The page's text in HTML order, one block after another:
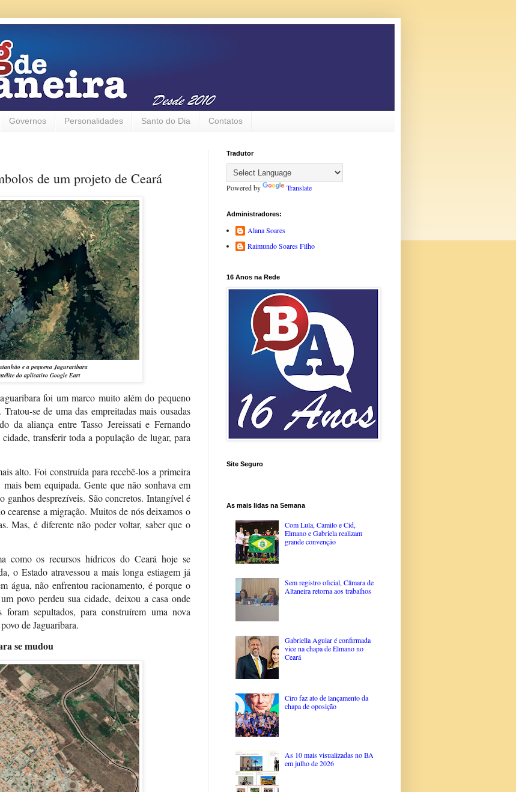
Governos Personalidades Santo do Dia Contatos
de um projeto de Ceará
e a pequena Jaguraribara
do aplicativo Google Eart
foi um marco muito além do pequeno
se de uma das empreitadas mais ousadas
da aliança entre Tasso Jereissati e Fernando
transferir toda a população de lugar, para
alto. Foi construída para recebê-los a primeira
bem equipada. Gente que não sonhava em
ganhos desprezíveis. São concretos. Intangível é
cearense a migração. Muitos de nós deixamos o
Mas, é diferente não poder voltar, saber que o
como os recursos hídricos do Ceará hoje se
o Estado atravessou a mais longa estiagem já
água, não enfrentou racionamento, é porque o
povo perdeu sua cidade, deixou a casa onde
sepultados, para construírem uma nova
de Jaguaribara.
se mudou
Tradutor
Powered by Translate
Administradores:
Alana Soares
Raimundo Soares Filho
16 Anos na Rede
Site Seguro
As mais lidas na Semana
Com Lula, Camilo e Cid,
Elmano e Gabriela realizam
grande convenção
Sem registro oficial, Câmara de
Altaneira retorna aos trabalhos
Gabriella Aguiar é confirmada
vice na chapa de Elmano no
Ceará
Ciro faz ato de lançamento da
chapa de oposição
As 10 mais visualizadas no BA
em julho de 2026